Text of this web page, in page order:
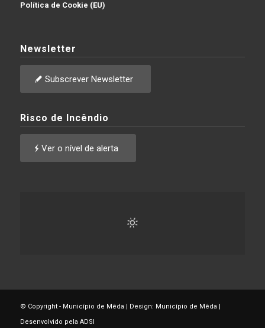
Política de Cookie (EU)
Newsletter
Subscrever Newsletter
Risco de Incêndio
Ver o nível de alerta
© Copyright - Município de Mêda | Design: Município de Mêda |
Desenvolvido pela ADSI